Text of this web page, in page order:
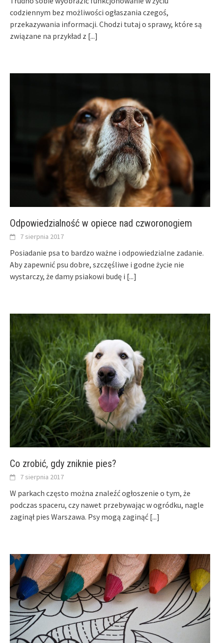
codziennym bez możliwości ogłaszania czegoś,
przekazywania informacji. Chodzi tutaj o sprawy, które są
związane na przykład z [...]
Odpowiedzialność w opiece nad czworonogiem
7 sierpnia 2017
Posiadanie psa to bardzo ważne i odpowiedzialne zadanie.
Aby zapewnić psu dobre, szczęśliwe i godne życie nie
wystarczy, że damy psiakowi budę i [...]
Co zrobić, gdy zniknie pies?
7 sierpnia 2017
W parkach często można znaleźć ogłoszenie o tym, że
podczas spaceru, czy nawet przebywając w ogródku, nagle
zaginął pies Warszawa. Psy mogą zaginąć [...]